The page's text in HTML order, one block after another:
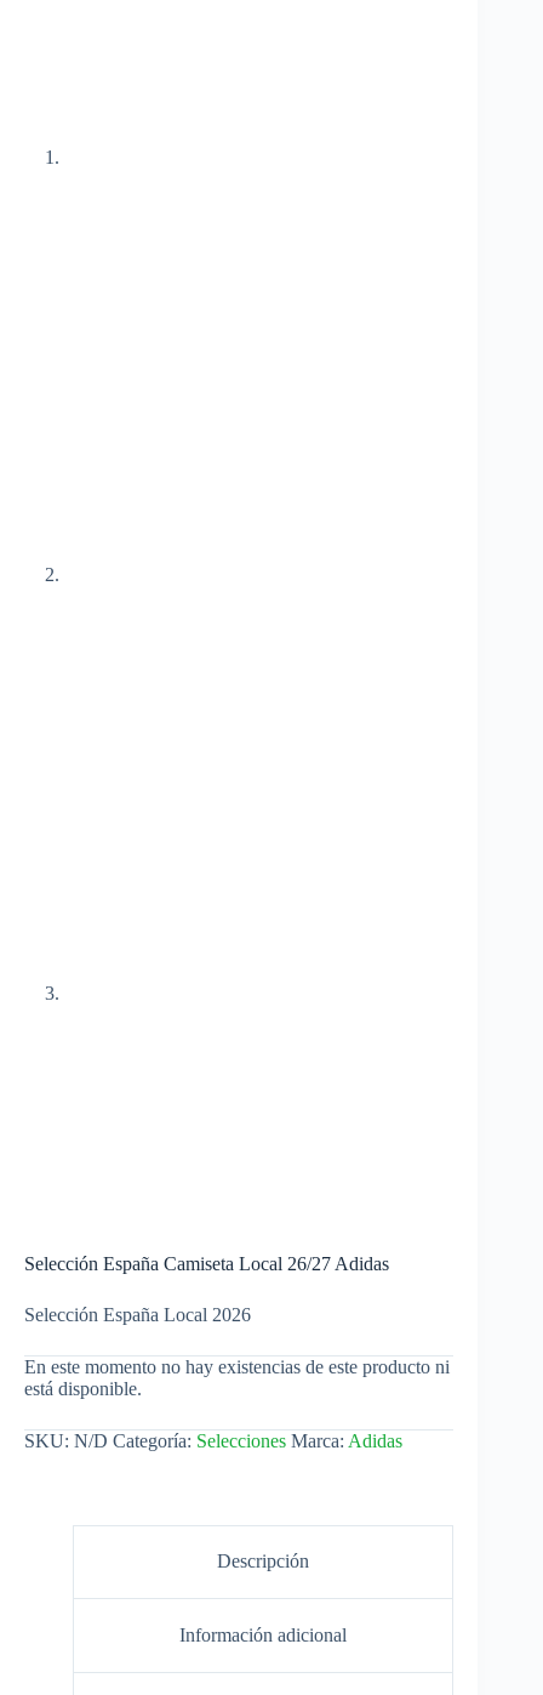
Selección España Camiseta Local 26/27 Adidas
Selección España Local 2026
En este momento no hay existencias de este producto ni
está disponible.
SKU: N/D Categoría: Selecciones Marca: Adidas
Descripción
Información adicional